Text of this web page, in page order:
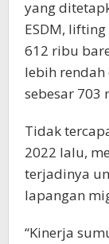
yang
ESDM,
612 ribu
lebih
sebesar 703
Tidak
2022 lalu,
terjadinya
lapangan
“Kinerja